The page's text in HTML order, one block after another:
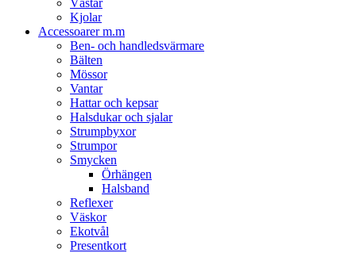
Västar
Kjolar
Accessoarer m.m
Ben- och handledsvärmare
Bälten
Mössor
Vantar
Hattar och kepsar
Halsdukar och sjalar
Strumpbyxor
Strumpor
Smycken
Örhängen
Halsband
Reflexer
Väskor
Ekotvål
Presentkort